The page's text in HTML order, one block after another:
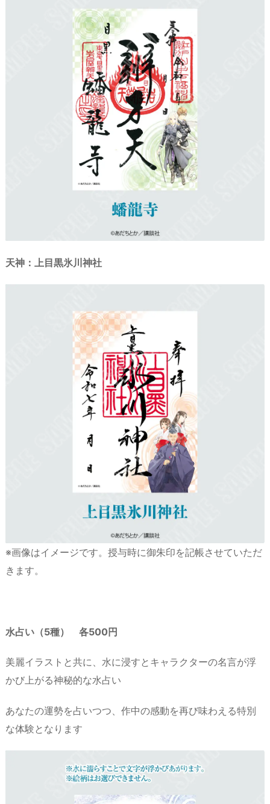
天神：上目黒氷川神社
※画像はイメージです。授与時に御朱印を記帳させていただ
きます。
水占い（5種） 各500円
美麗イラストと共に、水に浸すとキャラクターの名言が浮
かび上がる神秘的な水占い
あなたの運勢を占いつつ、作中の感動を再び味わえる特別
な体験となります